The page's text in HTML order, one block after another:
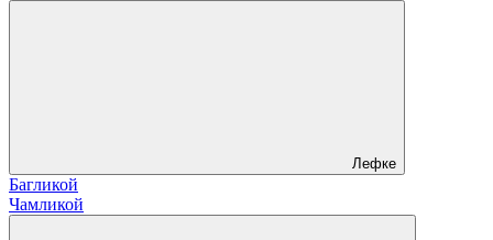
Лефке
Багликой
Чамликой